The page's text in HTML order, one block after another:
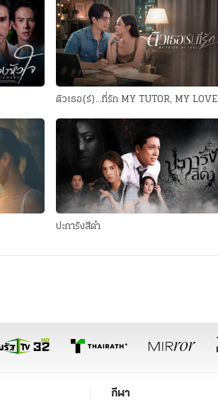
ติวเธอ(ร์)...ที่รัก MY TUTOR, MY LOVE
ปะการังสีดำ
กีฬา